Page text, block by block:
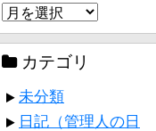
カテゴリ
未分類
日記（管理人の日